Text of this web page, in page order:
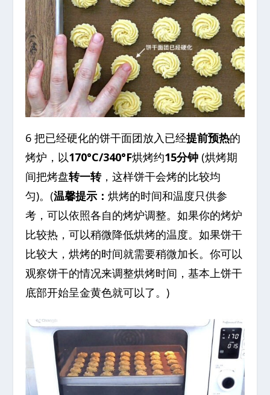
6 把已经硬化的饼干面团放入已经提前预热的
烤炉，以170°C/340°F烘烤约15分钟 (烘烤期
间把烤盘转一转，这样饼干会烤的比较均
匀)。(温馨提示：烘烤的时间和温度只供参
考，可以依照各自的烤炉调整。如果你的烤炉
比较热，可以稍微降低烘烤的温度。如果饼干
比较大，烘烤的时间就需要稍微加长。你可以
观察饼干的情况来调整烘烤时间，基本上饼干
底部开始呈金黄色就可以了。)